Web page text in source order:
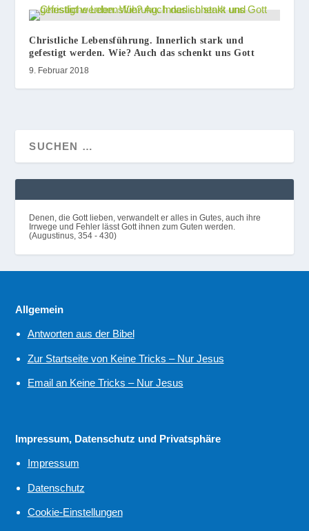
Christliche Lebensführung. Innerlich stark und
gefestigt werden. Wie? Auch das schenkt uns Gott
9. Februar 2018
Denen, die Gott lieben, verwandelt er alles in Gutes, auch ihre
Irrwege und Fehler lässt Gott ihnen zum Guten werden.
(Augustinus, 354 - 430)
Allgemein
Antworten aus der Bibel
Zur Startseite von Keine Tricks – Nur Jesus
Email an Keine Tricks – Nur Jesus
Impressum, Datenschutz und Privatsphäre
Impressum
Datenschutz
Cookie-Einstellungen